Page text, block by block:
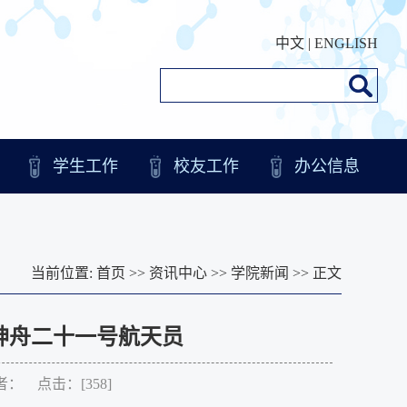
中文 | ENGLISH
学生工作 校友工作 办公信息
当前位置: 首页 >> 资讯中心 >> 学院新闻 >> 正文
二十一号航天员
： 点击：[358]